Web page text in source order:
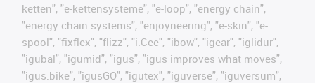
ketten", "e-kettensysteme", "e-loop", "energy chain",
"energy chain systems", "enjoyneering", "e-skin", "e-
spool", "fixflex", "flizz", "i.Cee", "ibow", "igear", "iglidur",
"igubal", "igumid", "igus", "igus improves what moves",
"igus:bike", "igusGO", "igutex", "iguverse", "iguversum",